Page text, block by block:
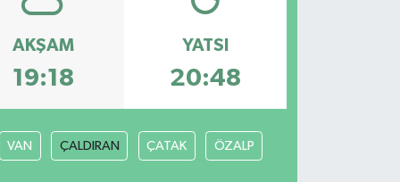
AKŞAM
19:18
YATSI
20:48
VAN ÇALDIRAN ÇATAK ÖZALP